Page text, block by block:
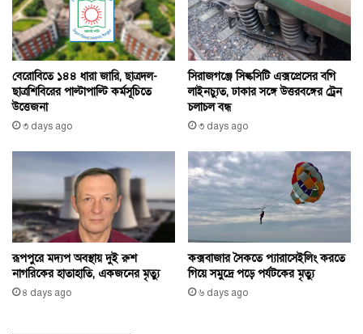
বেরোবিতে ১৪৪ ধারা জারি, ছাত্রদল-
ছাত্রশিবিরের পাল্টাপাল্টি কর্মসূচিতে
উত্তেজনা
৩ days ago
সিরাজগঞ্জে সিল্কসিটি এক্সপ্রেসের বগি
লাইনচ্যুত, ঢাকার সঙ্গে উত্তরবঙ্গের ট্রেন
চলাচল বন্ধ
৩ days ago
রূপপুরে মদ্যপ অবস্থায় দুই রুশ
নাগরিকের হাতাহাতি, একজনের মৃত্যু
৪ days ago
কক্সবাজার সৈকতে প্যারাসেইলিং করতে
গিয়ে সমুদ্রে পড়ে পর্যটকের মৃত্যু
৬ days ago